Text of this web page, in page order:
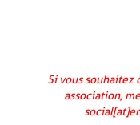
Si vous souhaitez
association,